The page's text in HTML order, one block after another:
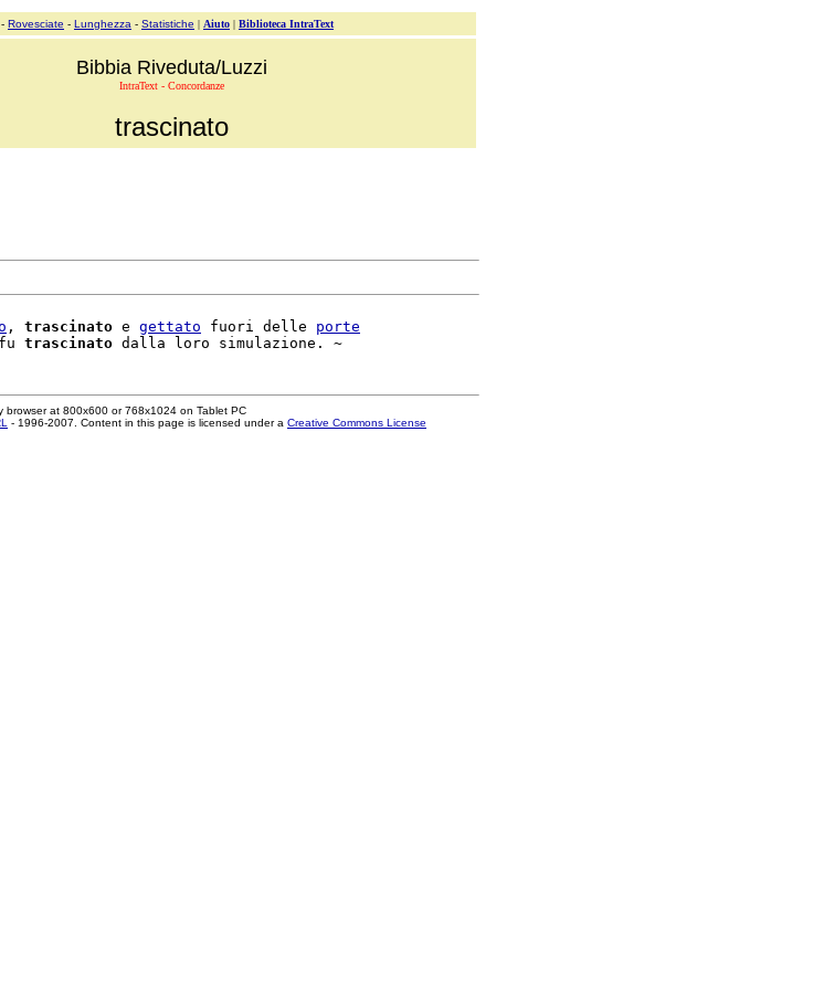
- Rovesciate - Lunghezza - Statistiche | Aiuto | Biblioteca IntraText
Bibbia Riveduta/Luzzi
IntraText - Concordanze
trascinato
, trascinato e gettato fuori delle porte
trascinato
browser at 800x600 or 768x1024 on Tablet PC
- 1996-2007. Content in this page is licensed under a Creative Commons License